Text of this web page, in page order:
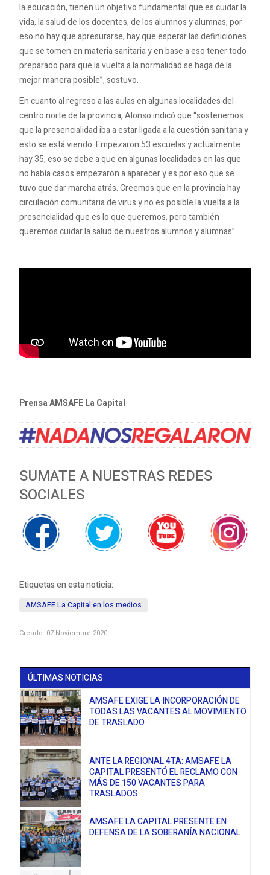
la educación, tienen un objetivo fundamental que es cuidar la
vida, la salud de los docentes, de los alumnos y alumnas, por
eso no hay que apresurarse, hay que esperar las definiciones
que se tomen en materia sanitaria y en base a eso tener todo
preparado para que la vuelta a la normalidad se haga de la
mejor manera posible”, sostuvo.
En cuanto al regreso a las aulas en algunas localidades del
centro norte de la provincia, Alonso indicó que “sostenemos
que la presencialidad iba a estar ligada a la cuestión sanitaria y
esto se está viendo. Empezaron 53 escuelas y actualmente
hay 35, eso se debe a que en algunas localidades en las que
no había casos empezaron a aparecer y es por eso que se
tuvo que dar marcha atrás. Creemos que en la provincia hay
circulación comunitaria de virus y no es posible la vuelta a la
presencialidad que es lo que queremos, pero también
queremos cuidar la salud de nuestros alumnos y alumnas”.
Prensa AMSAFE La Capital
SUMATE A NUESTRAS REDES
SOCIALES
Etiquetas en esta noticia:
AMSAFE La Capital en los medios
Creado: 07 Noviembre 2020
ÚLTIMAS NOTICIAS
AMSAFE EXIGE LA INCORPORACIÓN DE
TODAS LAS VACANTES AL MOVIMIENTO
DE TRASLADO
ANTE LA REGIONAL 4TA: AMSAFE LA
CAPITAL PRESENTÓ EL RECLAMO CON
MÁS DE 150 VACANTES PARA
TRASLADOS
AMSAFE LA CAPITAL PRESENTE EN
DEFENSA DE LA SOBERANÍA NACIONAL